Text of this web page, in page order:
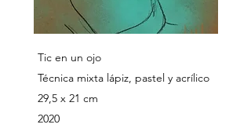
Tic en un ojo
Técnica mixta lápiz, pastel y acrílico
29,5 x 21 cm
2020